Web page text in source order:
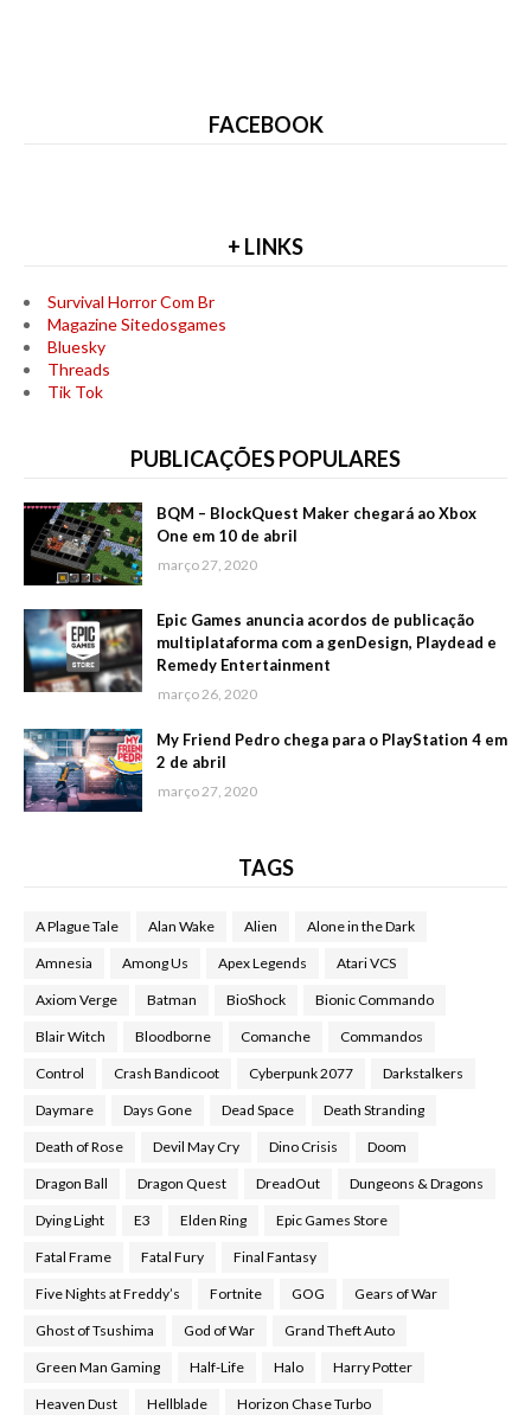
FACEBOOK
+ LINKS
Survival Horror Com Br
Magazine Sitedosgames
Bluesky
Threads
Tik Tok
PUBLICAÇÕES POPULARES
BQM – BlockQuest Maker chegará ao Xbox
One em 10 de abril
março 27, 2020
Epic Games anuncia acordos de publicação
multiplataforma com a genDesign, Playdead e
Remedy Entertainment
março 26, 2020
My Friend Pedro chega para o PlayStation 4 em
2 de abril
março 27, 2020
TAGS
A Plague Tale Alan Wake Alien Alone in the Dark
Amnesia Among Us Apex Legends Atari VCS
Axiom Verge Batman BioShock Bionic Commando
Blair Witch Bloodborne Comanche Commandos
Control Crash Bandicoot Cyberpunk 2077 Darkstalkers
Daymare Days Gone Dead Space Death Stranding
Death of Rose Devil May Cry Dino Crisis Doom
Dragon Ball Dragon Quest DreadOut Dungeons & Dragons
Dying Light E3 Elden Ring Epic Games Store
Fatal Frame Fatal Fury Final Fantasy
Five Nights at Freddy’s Fortnite GOG Gears of War
Ghost of Tsushima God of War Grand Theft Auto
Green Man Gaming Half-Life Halo Harry Potter
Heaven Dust Hellblade Horizon Chase Turbo